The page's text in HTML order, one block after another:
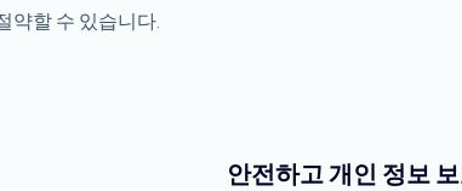
약할 수 있습니다.
안전하고 개인 정보